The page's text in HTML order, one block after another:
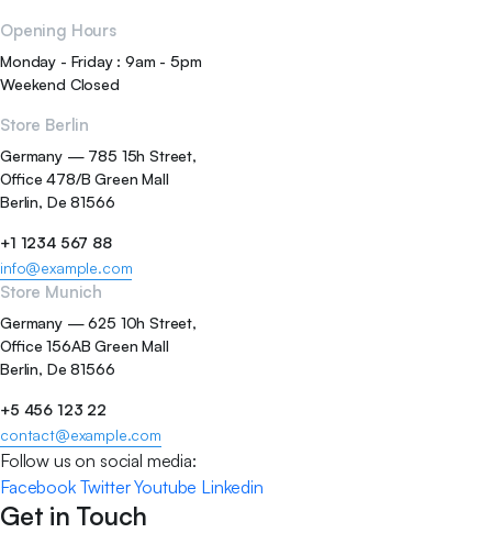
Opening Hours
Monday - Friday : 9am - 5pm
Weekend Closed
Store Berlin
Germany — 785 15h Street,
Office 478/B Green Mall
Berlin, De 81566
+1 1234 567 88
info@example.com
Store Munich
Germany — 625 10h Street,
Office 156AB Green Mall
Berlin, De 81566
+5 456 123 22
contact@example.com
Follow us on social media:
Facebook TwitterYoutube Linkedin
Get in Touch